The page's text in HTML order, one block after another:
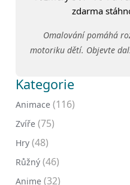
zdarma
Omalování pomáhá
motoriku dětí. Objevte
Kategorie
Animace (116)
Zvíře (75)
Hry (48)
Růžný (46)
Anime (32)